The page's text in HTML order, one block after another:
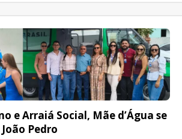
e Arraiá Social, Mãe d’Água se
Pedro